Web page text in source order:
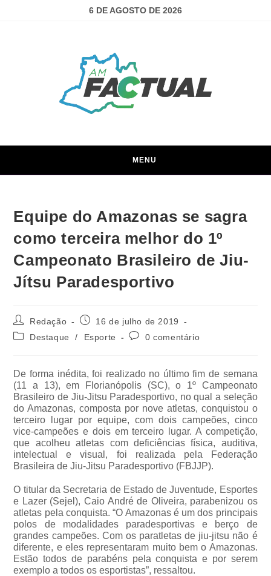
6 DE AGOSTO DE 2026
MENU
Equipe do Amazonas se sagra
como terceira melhor do 1º
Campeonato Brasileiro de Jiu-
Jítsu Paradesportivo
Redação
16 de julho de 2019
Destaque
/ Esporte 0 comentário
De forma inédita, foi realizado no último fim de semana
(11 a 13), em Florianópolis (SC), o 1º Campeonato
Brasileiro de Jiu-Jitsu Paradesportivo, no qual a seleção
do Amazonas, composta por nove atletas, conquistou o
terceiro lugar por equipe, com dois campeões, cinco
vice-campeões e dois em terceiro lugar. A competição,
que acolheu atletas com deficiências física, auditiva,
intelectual e visual, foi realizada pela Federação
Brasileira de Jiu-Jitsu Paradesportivo (FBJJP).
O titular da Secretaria de Estado de Juventude, Esportes
e Lazer (Sejel), Caio André de Oliveira, parabenizou os
atletas pela conquista. “O Amazonas é um dos principais
polos de modalidades paradesportivas e berço de
grandes campeões. Com os paratletas de jiu-jitsu não é
diferente, e eles representaram muito bem o Amazonas.
Estão todos de parabéns pela conquista e por serem
exemplo a todos os esportistas”, ressaltou.